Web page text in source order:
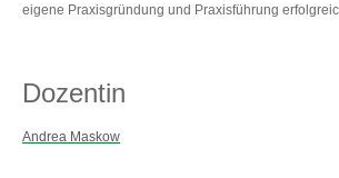
eigene Praxisgründung und Praxisführung
Dozentin
Andrea Maskow